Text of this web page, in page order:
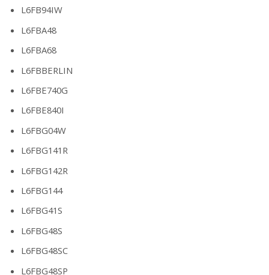
L6FB94IW
L6FBA48
L6FBA68
L6FBBERLIN
L6FBE740G
L6FBE840I
L6FBG04W
L6FBG141R
L6FBG142R
L6FBG144
L6FBG41S
L6FBG48S
L6FBG48SC
L6FBG48SP